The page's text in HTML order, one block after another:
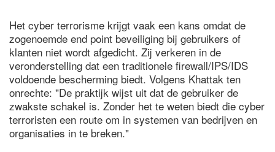
Het cyber terrorisme krijgt vaak een kans omdat de
zogenoemde end point beveiliging bij gebruikers of
klanten niet wordt afgedicht. Zij verkeren in de
veronderstelling dat een traditionele firewall/IPS/IDS
voldoende bescherming biedt. Volgens Khattak ten
onrechte: "De praktijk wijst uit dat de gebruiker de
zwakste schakel is. Zonder het te weten biedt die cyber
terroristen een route om in systemen van bedrijven en
organisaties in te breken."